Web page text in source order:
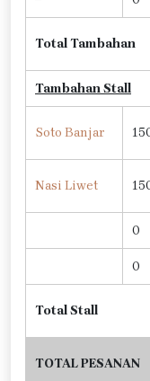
Total Tambahan
Tambahan Stall
Soto Banjar
Nasi Liwet
0
0
Total Stall
TOTAL PESANAN